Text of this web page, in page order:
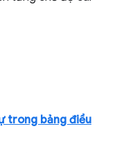
trong bảng điều